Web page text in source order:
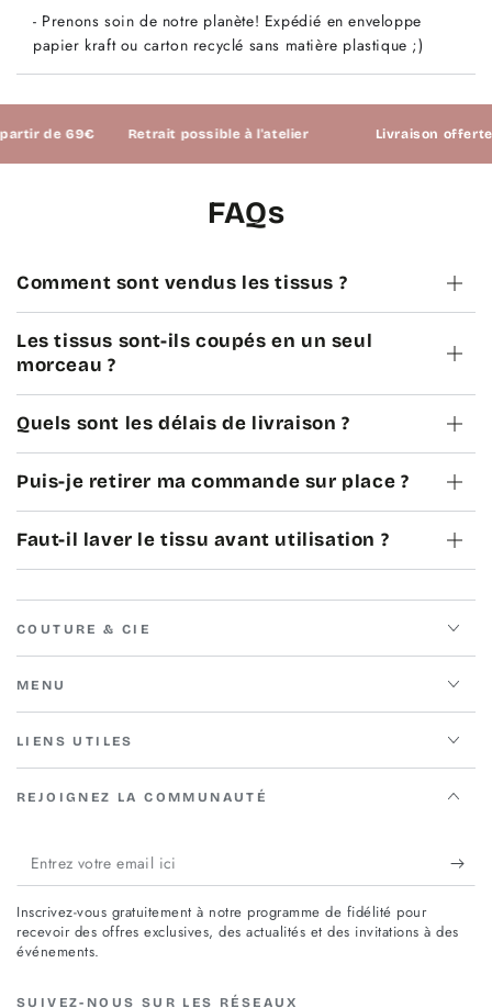
- Prenons soin de notre planète! Expédié en enveloppe
papier kraft ou carton recyclé sans matière plastique ;)
de 69€ Retrait possible à l'atelier Livraison offerte à
FAQs
Comment sont vendus les tissus ?
Les tissus sont-ils coupés en un seul
morceau ?
Quels sont les délais de livraison ?
Puis-je retirer ma commande sur place ?
Faut-il laver le tissu avant utilisation ?
COUTURE & CIE
MENU
LIENS UTILES
REJOIGNEZ LA COMMUNAUTÉ
Entrez
votre
email
ici
Inscrivez-vous gratuitement à notre programme de fidélité pour
recevoir des offres exclusives, des actualités et des invitations à des
événements.
SUIVEZ-NOUS SUR LES RÉSEAUX